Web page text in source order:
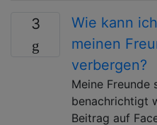
3
Wie kann
meinen
verbergen?
Meine Freunde
benachrichtigt
Beitrag auf